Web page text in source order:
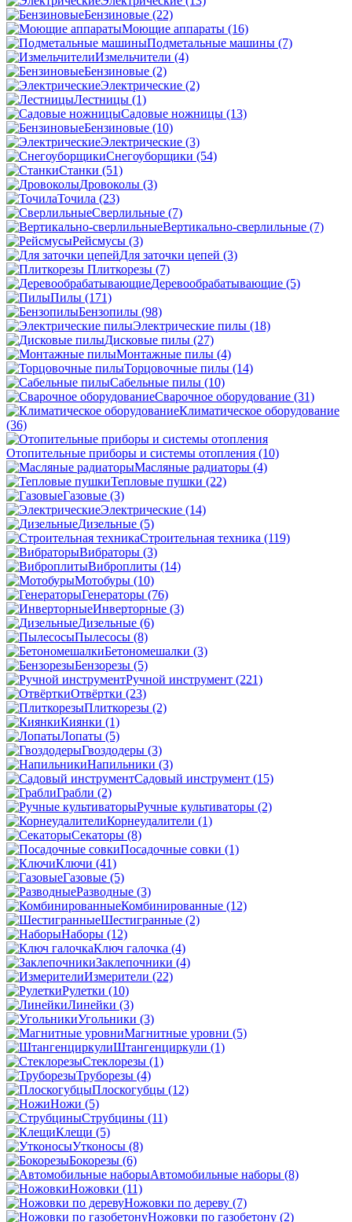
Бензиновые (22)
Моющие аппараты (16)
Подметальные машины (7)
Измельчители (4)
Бензиновые (2)
Электрические (2)
Лестницы (1)
Садовые ножницы (13)
Бензиновые (10)
Электрические (3)
Снегоуборщики (54)
Станки (51)
Дровоколы (3)
Точила (23)
Сверлильные (7)
Вертикально-сверлильные (7)
Рейсмусы (3)
Для заточки цепей (3)
Плиткорезы (7)
Деревообрабатывающие (5)
Пилы (171)
Бензопилы (98)
Электрические пилы (18)
Дисковые пилы (27)
Монтажные пилы (4)
Торцовочные пилы (14)
Сабельные пилы (10)
Сварочное оборудование (31)
Климатическое оборудование
(36)
Отопительные приборы и системы отопления (10)
Масляные радиаторы (4)
Тепловые пушки (22)
Газовые (3)
Электрические (14)
Дизельные (5)
Строительная техника (119)
Вибраторы (3)
Виброплиты (14)
Мотобуры (10)
Генераторы (76)
Инверторные (3)
Дизельные (6)
Пылесосы (8)
Бетономешалки (3)
Бензорезы (5)
Ручной инструмент (221)
Отвёртки (23)
Плиткорезы (2)
Киянки (1)
Лопаты (5)
Гвоздодеры (3)
Напильники (3)
Садовый инструмент (15)
Грабли (2)
Ручные культиваторы (2)
Корнеудалители (1)
Секаторы (8)
Посадочные совки (1)
Ключи (41)
Газовые (5)
Разводные (3)
Комбинированные (12)
Шестигранные (2)
Наборы (12)
Ключ галочка (4)
Заклепочники (4)
Измерители (22)
Рулетки (10)
Линейки (3)
Угольники (3)
Магнитные уровни (5)
Штангенциркули (1)
Стеклорезы (1)
Труборезы (4)
Плоскогубцы (12)
Ножи (5)
Струбцины (11)
Клещи (5)
Утконосы (8)
Бокорезы (6)
Автомобильные наборы (8)
Ножовки (11)
Ножовки по дереву (7)
Ножовки по газобетону (2)